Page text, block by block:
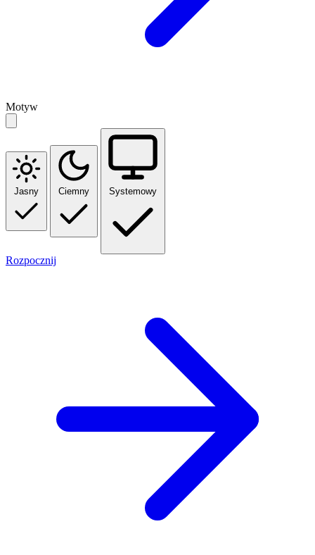
Motyw
Jasny Ciemny Systemowy
Rozpocznij